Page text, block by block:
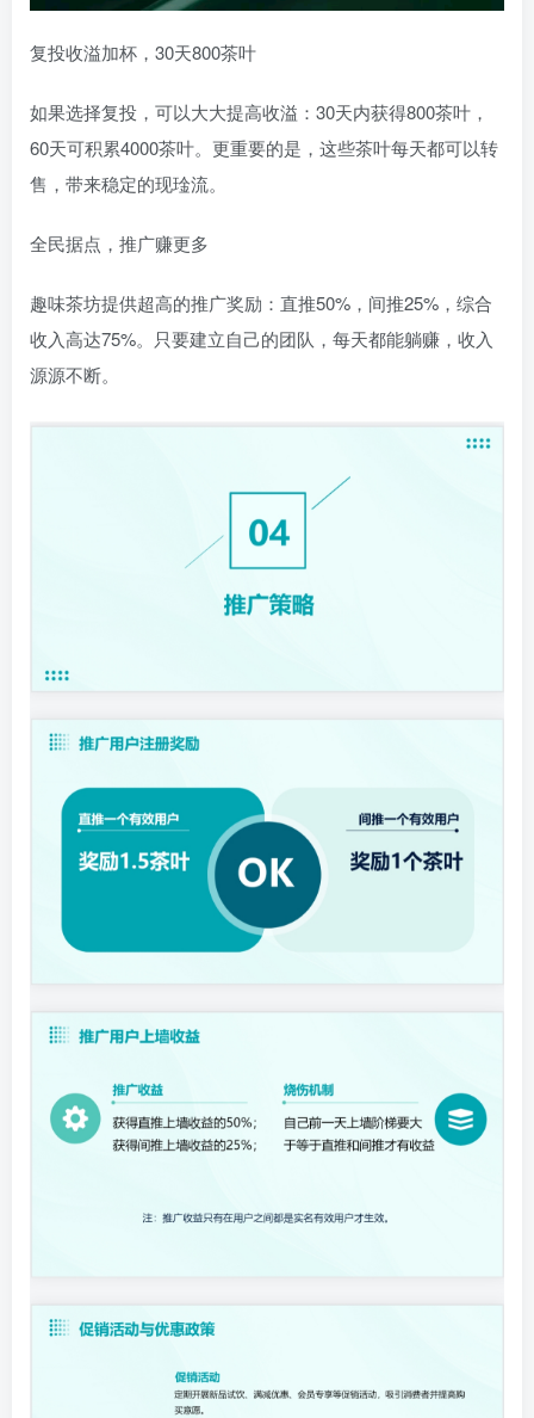
复投收溢加杯，30天800茶叶
如果选择复投，可以大大提高收溢：30天内获得800茶叶，
60天可积累4000茶叶。更重要的是，这些茶叶每天都可以转
售，带来稳定的现琻流。
全民据点，推广赚更多
趣味茶坊提供超高的推广奖励：直推50%，间推25%，综合
收入高达75%。只要建立自己的团队，每天都能躺赚，收入
源源不断。